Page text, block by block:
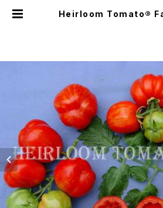
Heirloom Tomato®